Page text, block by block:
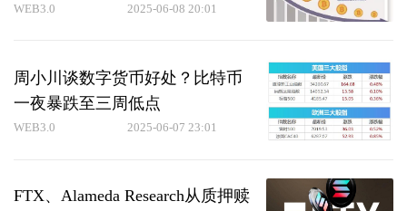
WEB3.0 2025-06-08 20:01
周小川谈数字货币好处？比特币
一夜暴跌至三周低点
WEB3.0 2025-06-07 23:01
FTX、Alameda Research从质押赎